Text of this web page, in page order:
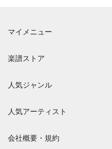
マイメニュー
退会はこちら
楽譜ストア
難易度別に探す
まもなく配信
人気ジャンル
保育
人気アーティスト
会社概要・規約